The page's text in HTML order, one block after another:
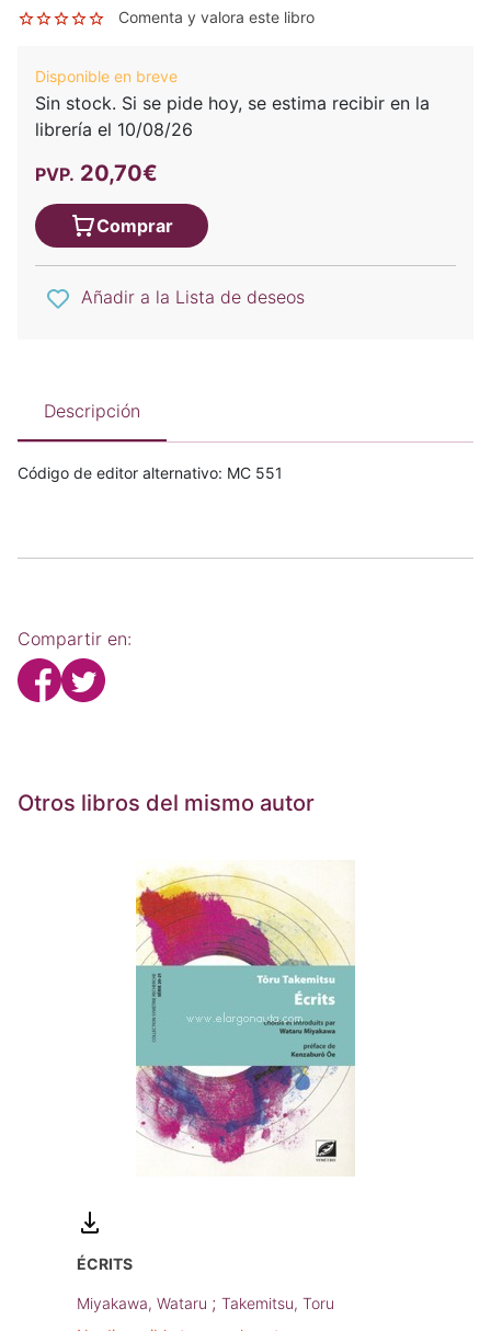
Comenta y valora este libro
Disponible en breve
Sin stock. Si se pide hoy, se estima recibir en la
librería el 10/08/26
PVP. 20,70€
Comprar
Añadir a la Lista de deseos
Descripción
Código de editor alternativo: MC 551
Compartir en:
Otros libros del mismo autor
ÉCRITS
Miyakawa, Wataru ; Takemitsu, Toru